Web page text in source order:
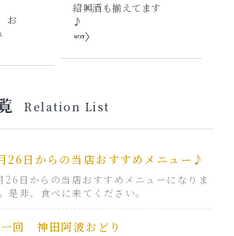
お
紹興酒も揃えてます
♪
Relation List
26日からの当店おすすめメニュー♪
26日からの当店おすすめメニューになりま
是非、食べに来てください。
回 神田阿波おどり